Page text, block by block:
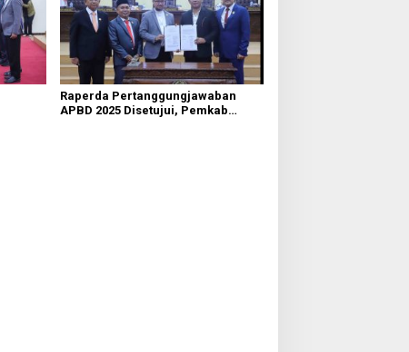
Raperda Pertanggungjawaban
APBD 2025 Disetujui, Pemkab